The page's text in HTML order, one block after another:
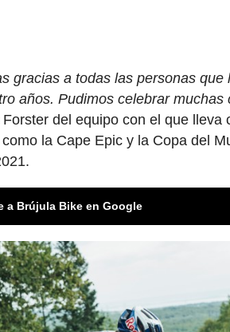
gracias a todas las personas que
años. Pudimos celebrar
del equipo con el que lleva
la Cape Epic y la Copa del
a Brújula Bike en Google